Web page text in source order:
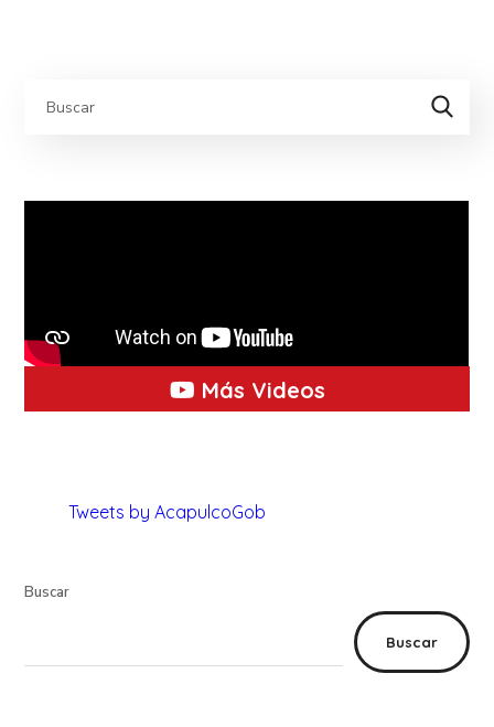
Más Videos
Tweets by AcapulcoGob
Buscar
Buscar